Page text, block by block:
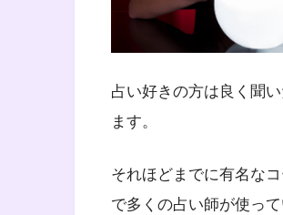
占い好きの方は良く聞
ます。
それほどまでに有名な
で多くの占い師が使って